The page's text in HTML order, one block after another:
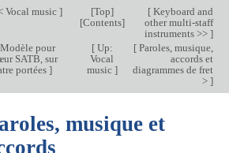
Vocal music] [Top]
[Contents]
[Keyboard and
other multi-staff
instruments >> ]
pour
SATB, sur
portées ]
[Up:
Vocal
music ]
[Paroles, musique,
accords et
diagrammes de fret
> ]
musique et